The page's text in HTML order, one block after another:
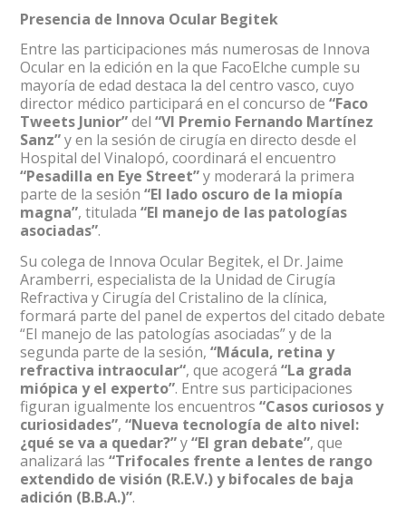
Presencia de Innova Ocular Begitek
Entre las participaciones más numerosas de Innova
Ocular en la edición en la que FacoElche cumple su
mayoría de edad destaca la del centro vasco, cuyo
director médico participará en el concurso de“Faco
Tweets Junior”del“VI Premio Fernando Martínez
Sanz”y en la sesión de cirugía en directo desde el
Hospital del Vinalopó, coordinará el encuentro
“Pesadilla en Eye Street”y moderará la primera
parte de la sesión“El lado oscuro de la miopía
magna”, titulada“El manejo de las patologías
asociadas”.
Su colega de Innova Ocular Begitek, el Dr. Jaime
Aramberri, especialista de la Unidad de Cirugía
Refractiva y Cirugía del Cristalino de la clínica,
formará parte del panel de expertos del citado debate
“El manejo de las patologías asociadas” y de la
segunda parte de la sesión,“Mácula, retina y
refractiva intraocular“, que acogerá“La grada
miópica y el experto”. Entre sus participaciones
figuran igualmente los encuentros“Casos curiosos y
curiosidades”,“Nueva tecnología de alto nivel:
¿qué se va a quedar?”y“El gran debate”, que
analizará las “Trifocales frente a lentes de rango
extendido de visión (R.E.V.) y bifocales de baja
adición (B.B.A.)”.